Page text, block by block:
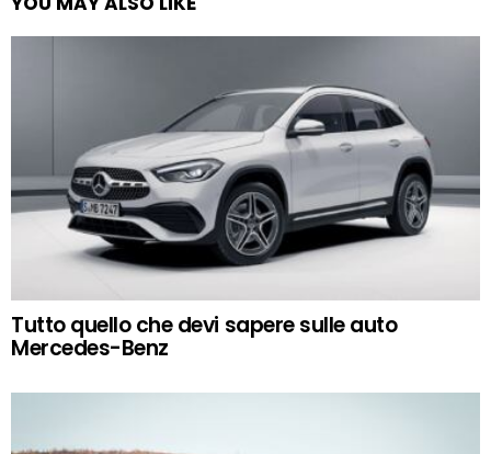
Tutto quello che devi sapere sulle auto
Mercedes-Benz